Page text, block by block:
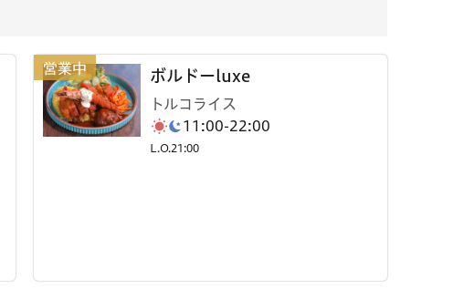
ボルドーluxe
トルコライス
11:00-22:00
L.O.21:00